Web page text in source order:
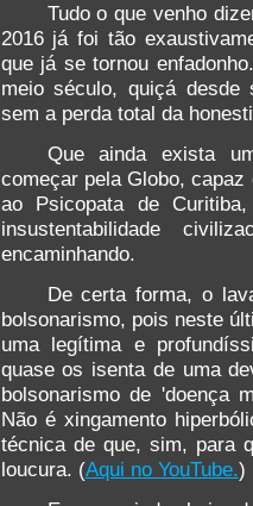
Tudo o que venho
2016 já foi tão
que já se tornou
meio século, quiçá desde
sem a perda total da
Que ainda exista
começar pela Globo,
ao Psicopata de
insustentabilidade
encaminhando.
De certa forma, o
bolsonarismo, pois neste
uma legítima e
quase os isenta de uma
bolsonarismo de 'doença
Não é xingamento
técnica de que, sim, para
loucura. (Aqui no YouTube.)